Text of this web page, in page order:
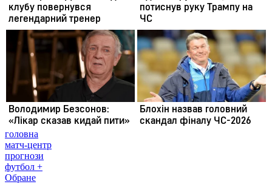
головна
матч-центр
прогнози
футбол +
Обране